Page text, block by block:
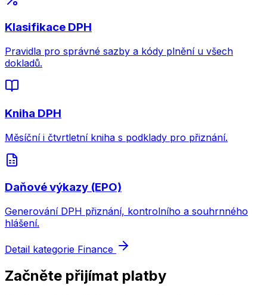
Klasifikace DPH
Pravidla pro správné sazby a kódy plnění u všech
dokladů.
Kniha DPH
Měsíční i čtvrtletní kniha s podklady pro přiznání.
Daňové výkazy (EPO)
Generování DPH přiznání, kontrolního a souhrnného
hlášení.
Detail kategorie Finance
Začněte přijímat platby